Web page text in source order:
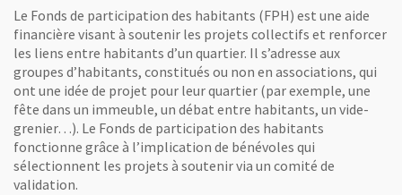
Le Fonds de participation des habitants (FPH) est une aide
financière visant à soutenir les projets collectifs et renforcer
les liens entre habitants d’un quartier. Il s’adresse aux
groupes d’habitants, constitués ou non en associations, qui
ont une idée de projet pour leur quartier (par exemple, une
fête dans un immeuble, un débat entre habitants, un vide-
grenier…). Le Fonds de participation des habitants
fonctionne grâce à l’implication de bénévoles qui
sélectionnent les projets à soutenir via un comité de
validation.